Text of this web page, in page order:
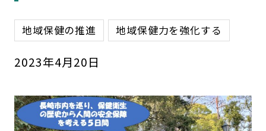
地域保健の推進 地域保健力を強化する
2023年4月20日